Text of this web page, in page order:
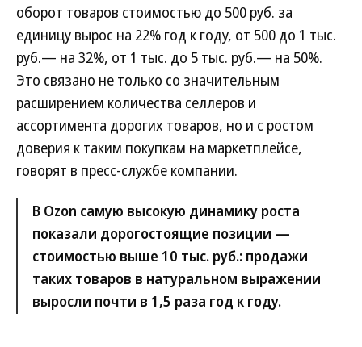
оборот товаров стоимостью до 500 руб. за
единицу вырос на 22% год к году, от 500 до 1 тыс.
руб.— на 32%, от 1 тыс. до 5 тыс. руб.— на 50%.
Это связано не только со значительным
расширением количества селлеров и
ассортимента дорогих товаров, но и с ростом
доверия к таким покупкам на маркетплейсе,
говорят в пресс-службе компании.
В Ozon самую высокую динамику роста
показали дорогостоящие позиции —
стоимостью выше 10 тыс. руб.: продажи
таких товаров в натуральном выражении
выросли почти в 1,5 раза год к году.